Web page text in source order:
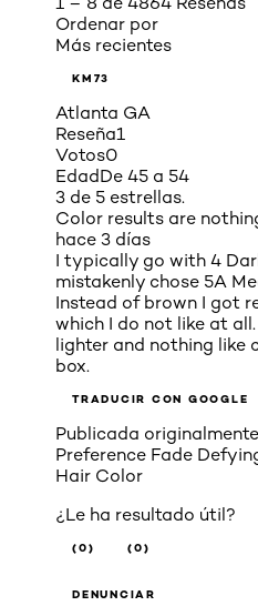
Ordenar por
Más recientes
KM73
Atlanta GA
Reseña1
Votos0
EdadDe 45 a 54
3 de 5 estrellas.
Color results are
hace 3 días
I typically go with 4
mistakenly chose 5A
Instead of brown I got
which I do not like at
lighter and nothing like
box.
TRADUCIR CON GOOGLE
Publicada
Preference Fade
Hair Color
¿Le ha resultado útil?
(0) (0)
DENUNCIAR